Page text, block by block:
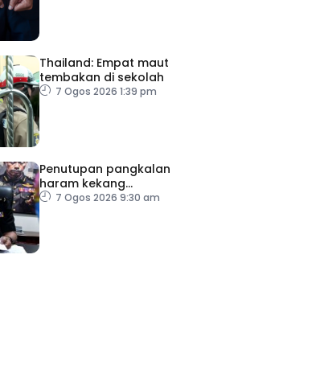
Thailand: Empat maut
tembakan di sekolah
7 Ogos 2026 1:39 pm
Penutupan pangkalan
haram kekang
penyeludupan di Kelantan
7 Ogos 2026 9:30 am